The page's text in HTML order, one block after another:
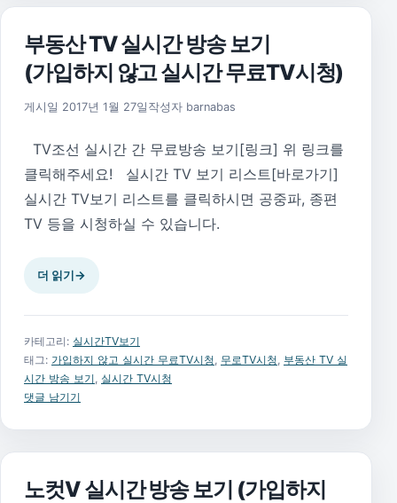
부동산 TV 실시간 방송 보기
(가입하지 않고 실시간 무료TV시청)
게시일 2017년 1월 27일 2019년 1월 28일
작성자 barnabas
TV조선 실시간 간 무료방송 보기[링크] 위 링크를
클릭해주세요! 실시간 TV 보기 리스트[바로가기]
실시간 TV보기 리스트를 클릭하시면 공중파, 종편
TV 등을 시청하실 수 있습니다.
더 읽기→
카테고리: 실시간TV보기
태그: 가입하지 않고 실시간 무료TV시청, 무로TV시청, 부동산 TV 실
시간 방송 보기, 실시간 TV시청
댓글 남기기
노컷V 실시간 방송 보기 (가입하지